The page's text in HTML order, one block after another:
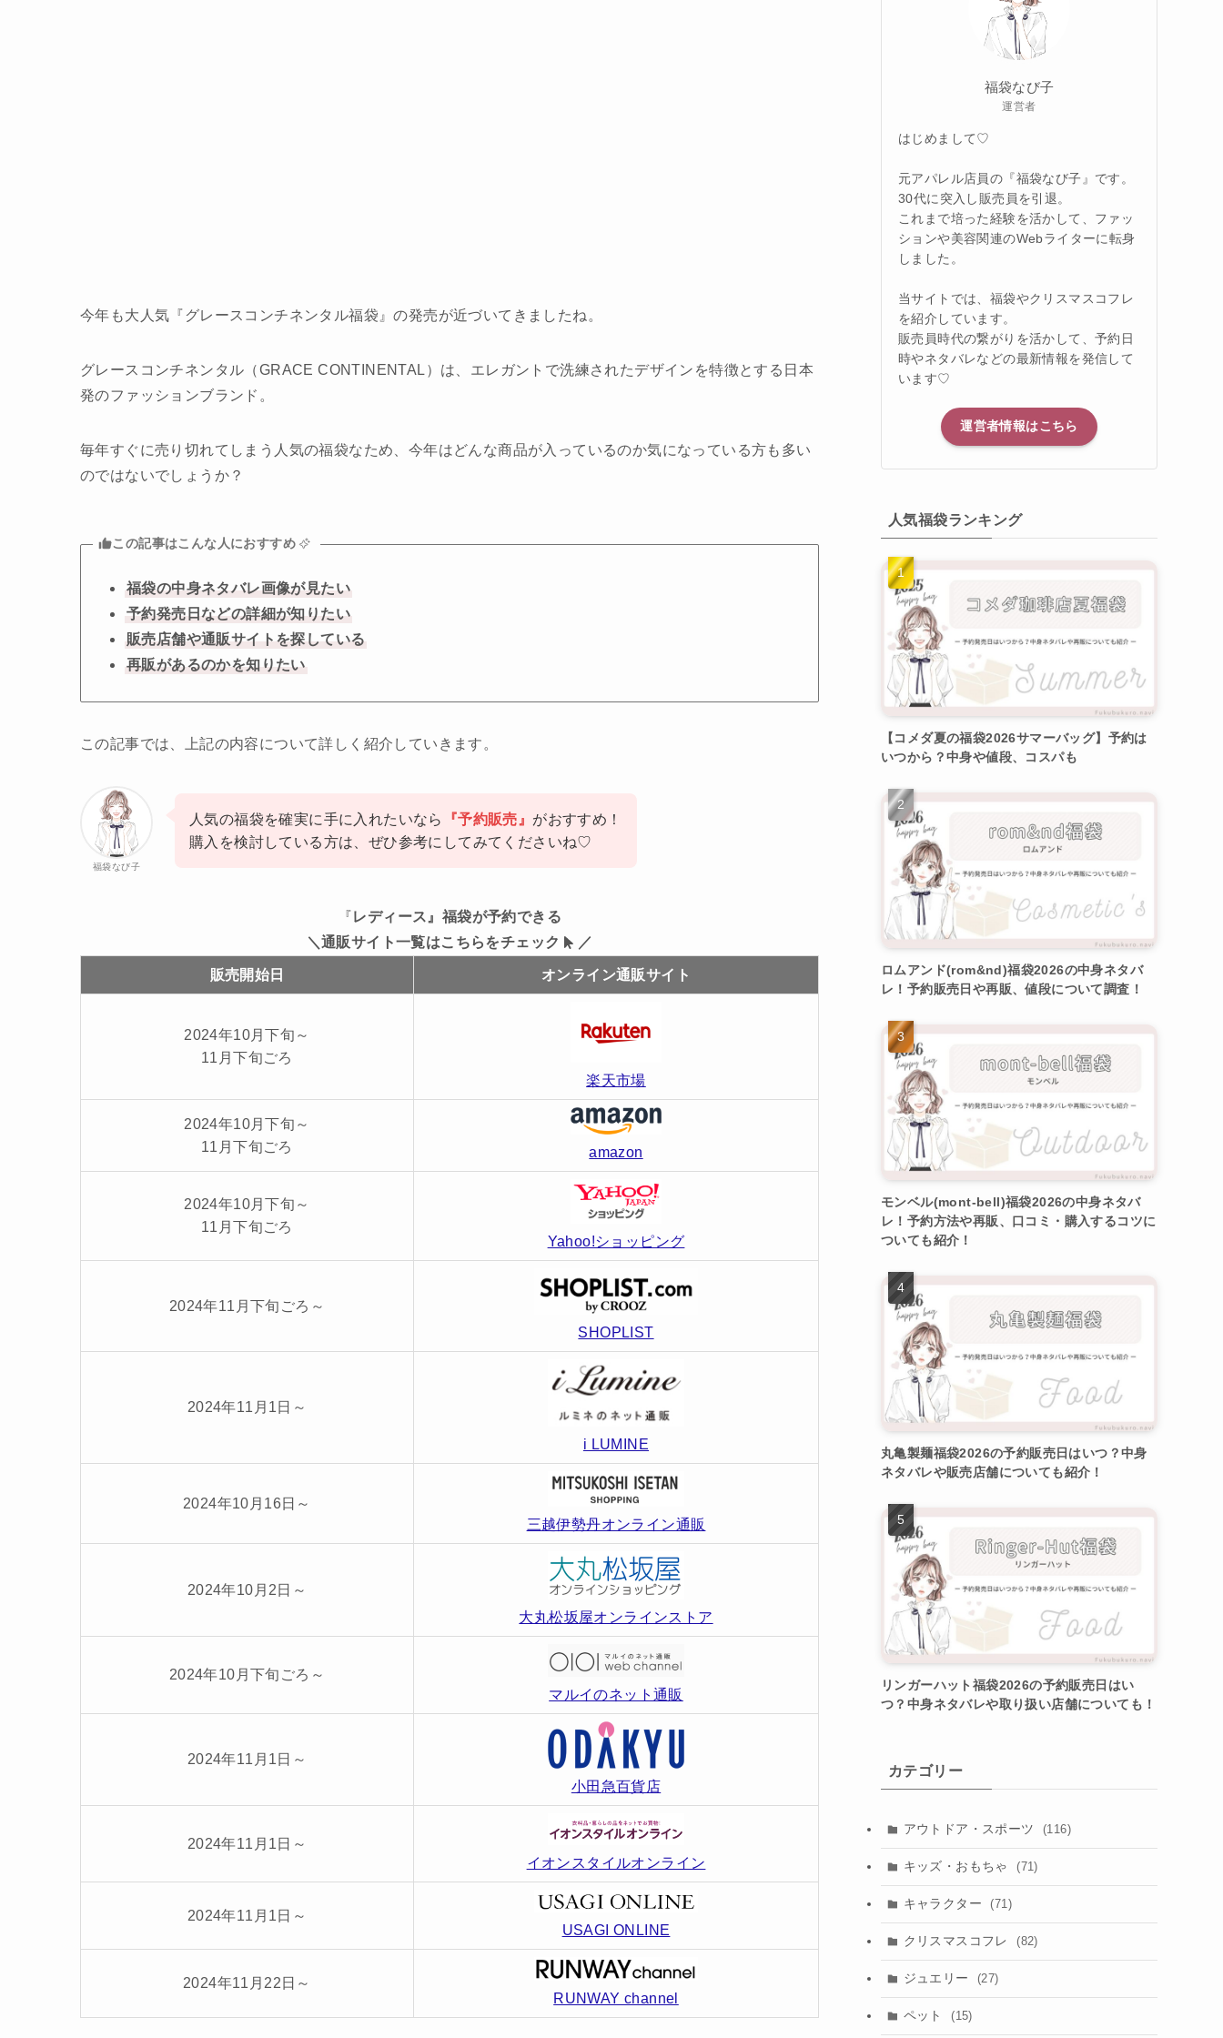
今年も大人気『グレースコンチネンタル福袋』の発売が近づいてきましたね。
グレースコンチネンタル（GRACE CONTINENTAL）は、エレガントで洗練されたデザインを特徴とする日本
発のファッションブランド。
毎年すぐに売り切れてしまう人気の福袋なため、今年はどんな商品が入っているのか気になっている方も多い
のではないでしょうか？
この記事はこんな人におすすめ
福袋の中身ネタバレ画像が見たい
予約発売日などの詳細が知りたい
販売店舗や通販サイトを探している
再販があるのかを知りたい
この記事では、上記の内容について詳しく紹介していきます。
福袋なび子
人気の福袋を確実に手に入れたいなら 『予約販売』 がおすすめ！
購入を検討している方は、ぜひ参考にしてみてくださいね♡
『レディース』福袋が予約できる
＼通販サイト一覧はこちらをチェック
／
販売開始日 オンライン通販サイト
2024年10月下旬～
11月下旬ごろ
楽天市場
2024年10月下旬～
11月下旬ごろ
amazon
2024年10月下旬～
11月下旬ごろ
Yahoo!ショッピング
2024年11月下旬ごろ～
SHOPLIST
2024年11月1日～
i LUMINE
2024年10月16日～
三越伊勢丹オンライン通販
2024年10月2日～
大丸松坂屋オンラインストア
2024年10月下旬ごろ～
マルイのネット通販
2024年11月1日～
小田急百貨店
2024年11月1日～
イオンスタイルオンライン
2024年11月1日～
USAGI ONLINE
2024年11月22日～
RUNWAY channel
福袋なび子
運営者
はじめまして♡
元アパレル店員の『福袋なび子』です。
30代に突入し販売員を引退。
これまで培った経験を活かして、ファッ
ションや美容関連のWebライターに転身
しました。
当サイトでは、福袋やクリスマスコフレ
を紹介しています。
販売員時代の繋がりを活かして、予約日
時やネタバレなどの最新情報を発信して
います♡
運営者情報はこちら
人気福袋ランキング
【コメダ夏の福袋2026サマーバッグ】予約は
いつから？中身や値段、コスパも
ロムアンド(rom&nd)福袋2026の中身ネタバ
レ！予約販売日や再販、値段について調査！
モンベル(mont-bell)福袋2026の中身ネタバ
レ！予約方法や再販、口コミ・購入するコツに
ついても紹介！
丸亀製麺福袋2026の予約販売日はいつ？中身
ネタバレや販売店舗についても紹介！
リンガーハット福袋2026の予約販売日はい
つ？中身ネタバレや取り扱い店舗についても！
カテゴリー
アウトドア・スポーツ (116)
キッズ・おもちゃ (71)
キャラクター (71)
クリスマスコフレ (82)
ジュエリー (27)
ペット (15)